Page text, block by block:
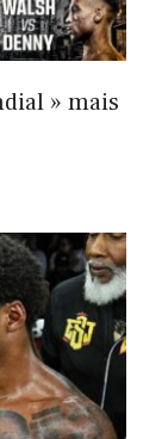
» mais